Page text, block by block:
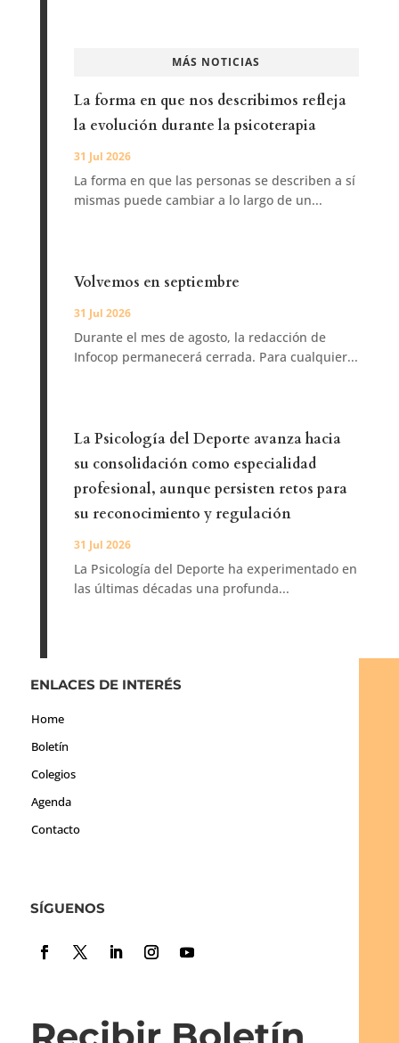
MÁS NOTICIAS
La forma en que nos describimos refleja
la evolución durante la psicoterapia
31 Jul 2026
La forma en que las personas se describen a sí
mismas puede cambiar a lo largo de un...
Volvemos en septiembre
31 Jul 2026
Durante el mes de agosto, la redacción de
Infocop permanecerá cerrada. Para cualquier...
La Psicología del Deporte avanza hacia
su consolidación como especialidad
profesional, aunque persisten retos para
su reconocimiento y regulación
31 Jul 2026
La Psicología del Deporte ha experimentado en
las últimas décadas una profunda...
ENLACES DE INTERÉS
Home
Boletín
Colegios
Agenda
Contacto
SÍGUENOS